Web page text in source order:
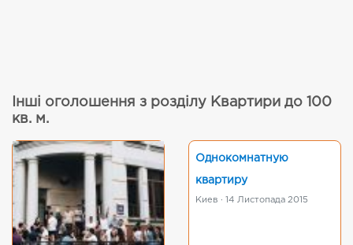
Інші оголошення з розділу Квартири до 100
кв. м.
Однокомнатную
квартиру
Киев · 14 Листопада 2015